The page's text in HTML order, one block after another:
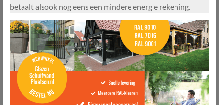
betaalt alsook nog eens een mindere energie rekening.